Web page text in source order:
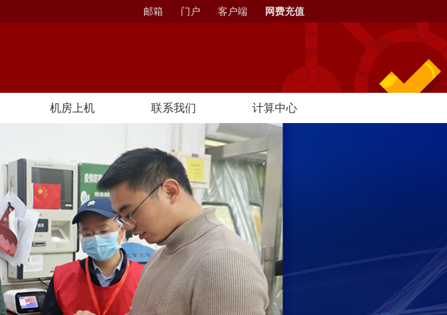
邮箱 门户 客户端 网费充值
机房上机 联系我们 计算中心